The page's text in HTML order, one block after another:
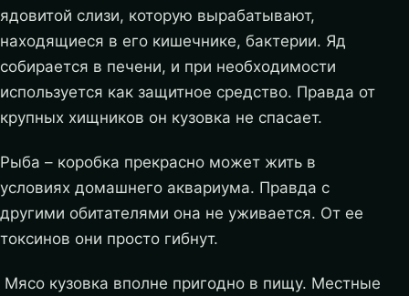
ядовитой слизи, которую вырабатывают,
находящиеся в его кишечнике, бактерии. Яд
собирается в печени, и при необходимости
используется как защитное средство. Правда от
крупных хищников он кузовка не спасает.
Рыба – коробка прекрасно может жить в
условиях домашнего аквариума. Правда с
другими обитателями она не уживается. От ее
токсинов они просто гибнут.
Мясо кузовка вполне пригодно в пищу. Местные